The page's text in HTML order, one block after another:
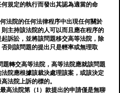
規定的執行而發出其認為適當的命
法院的任何法律程序中出現任何關於
主持該法院的人可以而且應在程序的
訴訟，並將該問題移交高等法院，除
則該問題的提出只是輕率或無理取
題轉交高等法院，高等法院應就該問題
院應根據該裁決處理該案，或該決定
法院上訴的標的。
高法院第（1）款提出的申請僅是無聊